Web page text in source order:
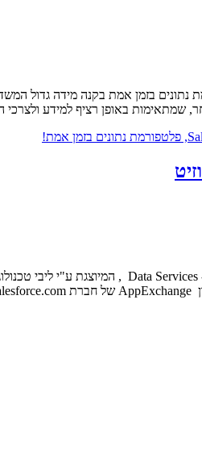
שמתאימות באופן רציף למידע